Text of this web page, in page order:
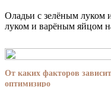
Оладьи с зелёным луком
луком и варёным яйцом
От каких факторов
оптимизиро